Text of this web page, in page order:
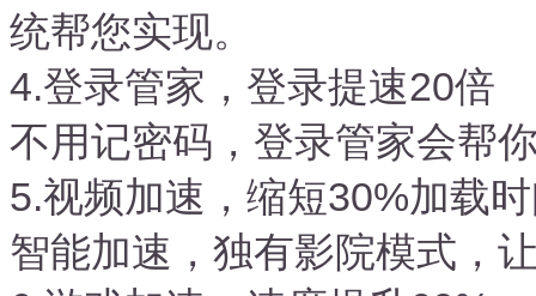
统帮您实现。
4.登录管家，登录提速20倍
不用记密码，登录管家会帮
5.视频加速，缩短30%加载
智能加速，独有影院模式，